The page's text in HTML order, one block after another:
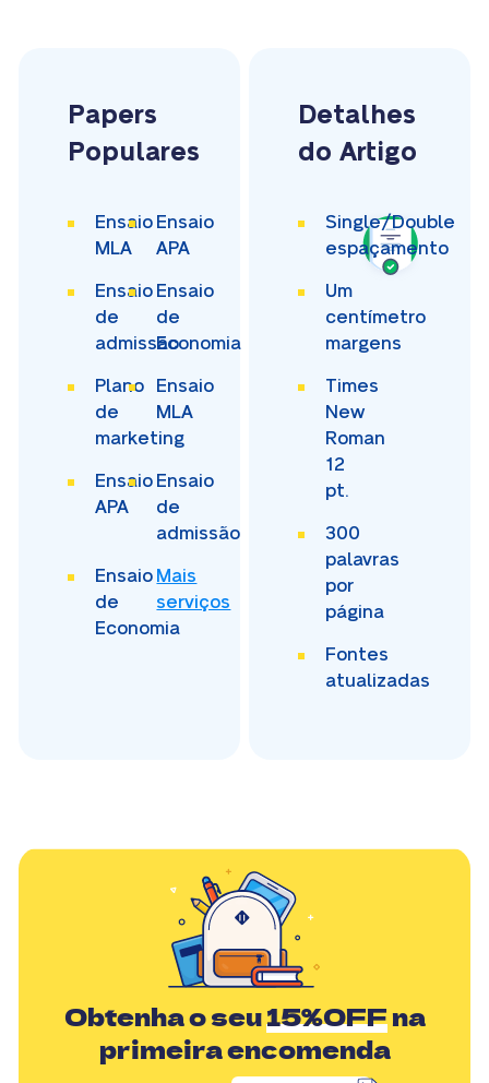
Papers
Populares
Ensaio
MLA
Ensaio
APA
Ensaio
de
admissão
Ensaio
de
Economia
Plano
de
marketing
Ensaio
MLA
Ensaio
APA
Ensaio
de
admissão
Ensaio
de
Economia
Mais
serviços
Detalhes
do Artigo
Single/Double
espaçamento
Um
centímetro
margens
Times
New
Roman
12
pt.
300
palavras
por
página
Fontes
atualizadas
Obtenha o seu15%OFFna
primeira encomenda